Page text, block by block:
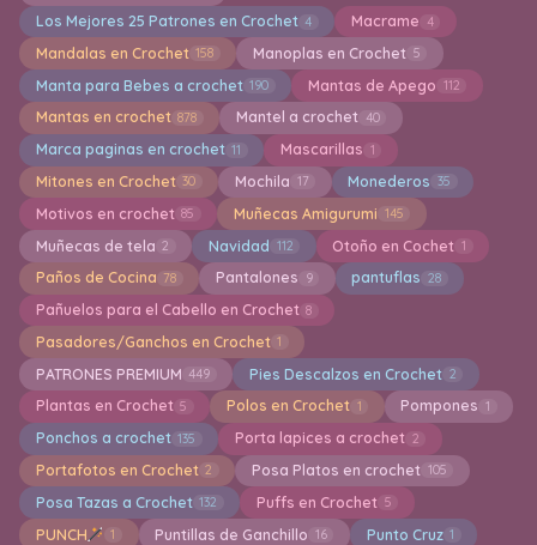
Los Mejores 25 Patrones en Crochet 4 Macrame 4
Mandalas en Crochet 158 Manoplas en Crochet 5
Manta para Bebes a crochet 190 Mantas de Apego 112
Mantas en crochet 878 Mantel a crochet 40
Marca paginas en crochet 11 Mascarillas 1
Mitones en Crochet 30 Mochila 17 Monederos 35
Motivos en crochet 85 Muñecas Amigurumi 145
Muñecas de tela 2 Navidad 112 Otoño en Cochet 1
Paños de Cocina 78 Pantalones 9 pantuflas 28
Pañuelos para el Cabello en Crochet 8
Pasadores/Ganchos en Crochet 1
PATRONES PREMIUM 449 Pies Descalzos en Crochet 2
Plantas en Crochet 5 Polos en Crochet 1 Pompones 1
Ponchos a crochet 135 Porta lapices a crochet 2
Portafotos en Crochet 2 Posa Platos en crochet 105
Posa Tazas a Crochet 132 Puffs en Crochet 5
PUNCH 1 Puntillas de Ganchillo 16 Punto Cruz 1